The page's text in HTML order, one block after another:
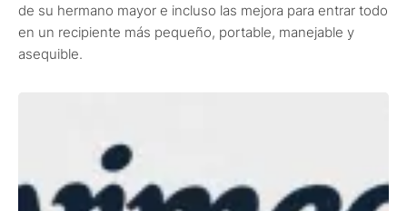
de su hermano mayor e incluso las mejora para entrar todo
en un recipiente más pequeño, portable, manejable y
asequible.